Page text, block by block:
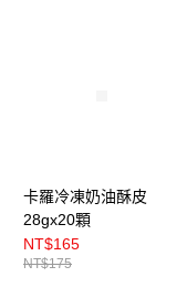
卡羅冷凍奶油酥皮
28gx20顆
NT$165
NT$175